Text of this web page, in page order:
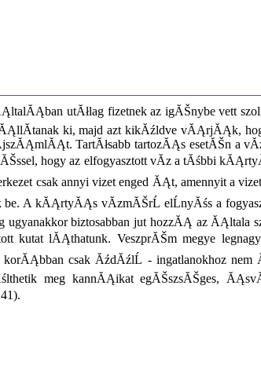
utĂłlag fizetnek az igĂŠnybe vett
ki, majd azt kikĂźldve vĂĄrjĂĄk,
TartĂłsabb tartozĂĄs esetĂŠn a
hogy az elfogyasztott vĂ­z a tĂśbbi
csak annyi vizet enged ĂĄt, amennyit a
A kĂĄrtyĂĄs vĂ­zmĂŠrĹ elĹnyĂśs a
biztosabban jut hozzĂĄ az ĂĄltala
lĂĄthatunk. VeszprĂŠm megye
csak ĂźdĂźlĹ - ingatlanokhoz
meg kannĂĄikat egĂŠszsĂŠges,